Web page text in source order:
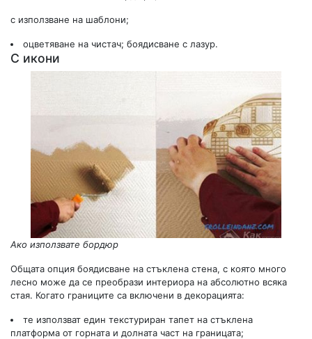
с използване на шаблони;
оцветяване на чистач; боядисване с лазур.
С икони
Ако използвате бордюр
Общата опция боядисване на стъклена стена, с която много
лесно може да се преобрази интериора на абсолютно всяка
стая. Когато границите са включени в декорацията:
те използват един текстуриран тапет на стъклена
платформа от горната и долната част на границата;